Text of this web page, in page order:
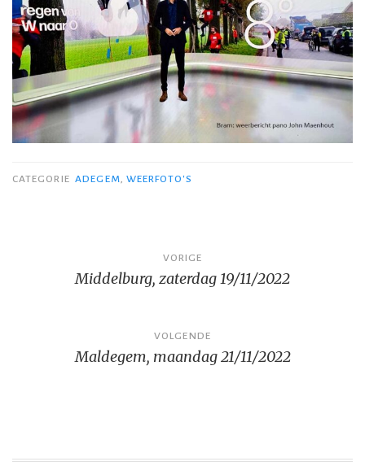
CATEGORIE ADEGEM, WEERFOTO'S
navigatie
VORIGE
Middelburg, zaterdag 19/11/2022
VOLGENDE
Maldegem, maandag 21/11/2022